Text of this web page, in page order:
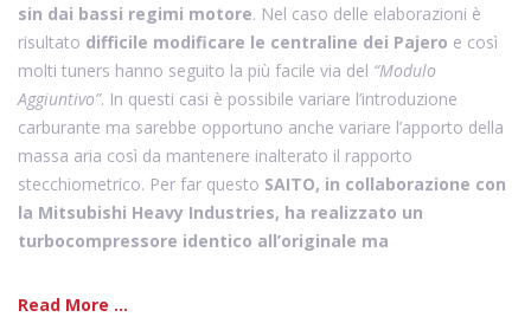
sin dai bassi regimi motore. Nel caso delle elaborazioni è
risultato difficile modificare le centraline dei Pajero e così
molti tuners hanno seguito la più facile via del “Modulo
Aggiuntivo”. In questi casi è possibile variare l’introduzione
carburante ma sarebbe opportuno anche variare l’apporto della
massa aria così da mantenere inalterato il rapporto
stecchiometrico. Per far questo SAITO, in collaborazione con
la Mitsubishi Heavy Industries, ha realizzato un
turbocompressore identico all’originale ma
Read More ...